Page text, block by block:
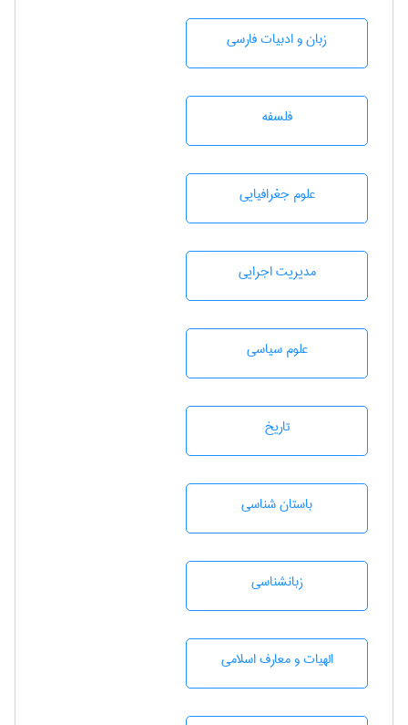
زبان و ادبيات فارسی
فلسفه
علوم جغرافيايی
مديريت اجرايی
علوم سياسی
تاريخ
باستان شناسی
زبانشناسی
الهیات و معارف اسلامی